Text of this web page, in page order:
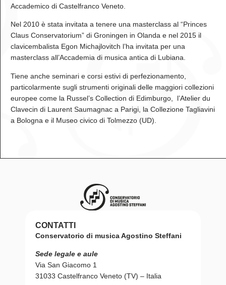
Accademico di Castelfranco Veneto.
Nel 2010 è stata invitata a tenere una masterclass al “Princes
Claus Conservatorium” di Groningen in Olanda e nel 2015 il
clavicembalista Egon Michajlovitch l’ha invitata per una
masterclass all’Accademia di musica antica di Lubiana.
Tiene anche seminari e corsi estivi di perfezionamento,
particolarmente sugli strumenti originali delle maggiori collezioni
europee come la Russel’s Collection di Edimburgo, l’Atelier du
Clavecin di Laurent Saumagnac a Parigi, la Collezione Tagliavini
a Bologna e il Museo civico di Tolmezzo (UD).
CONTATTI
Conservatorio di musica Agostino Steffani
Sede legale e aule
Via San Giacomo 1
31033 Castelfranco Veneto (TV) – Italia